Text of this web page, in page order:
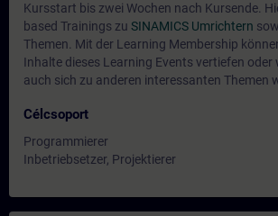
Kursstart bis zwei Wochen nach Kursende.
based Trainings zu SINAMICS Umrichtern
Themen. Mit der Learning Membership
Inhalte dieses Learning Events vertiefen oder
auch sich zu anderen interessanten Themen
Célcsoport
Programmierer
Inbetriebsetzer, Projektierer